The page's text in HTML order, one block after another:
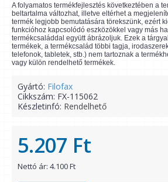
A folyamatos termékfejlesztés következtében a
beltartalma változhat, illetve eltérhet a
termék legjobb bemutatására törekszünk, ezért
funkcióhoz kapcsolódó eszközökkel vagy más
termékcsaláddal együtt ábrázoljuk. Ezek a
termékek, a termékcsalád többi tagja,
telefonok, tabletek, stb.) nem tartoznak a
vagy külön rendelhető termékek.
Gyártó: Filofax
Cikkszám: FX-115062
Készletinfó: Rendelhető
5.207 Ft
Nettó ár: 4.100 Ft